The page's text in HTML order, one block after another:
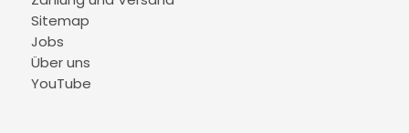
Sitemap
Jobs
Über uns
YouTube